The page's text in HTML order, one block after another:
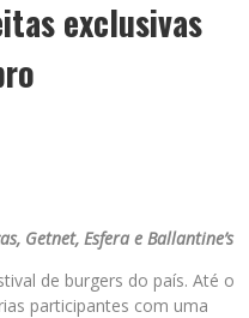
exclusivas
Getnet, Esfera e Ballantine’s
de burgers do país. Até o
participantes com uma